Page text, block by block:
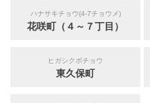
ハナサキチョウ(4-7チョウメ)
花咲町（４～７丁目）
ヒガシクボチョウ
東久保町